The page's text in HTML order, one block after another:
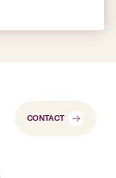
CONTACT